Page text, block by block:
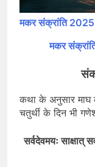
मकर संक्रांति 2025
मकर
कथा के अनुसार माघ
चतुर्थी के दिन भी
सर्वदेवमयः साक्षात्